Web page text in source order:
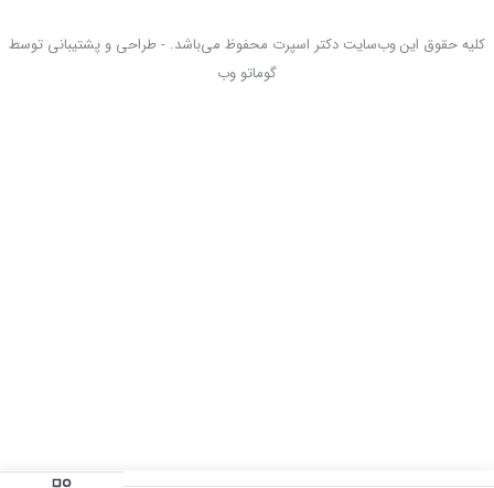
کلیه حقوق این وب‌سایت دکتر اسپرت محفوظ می‌باشد. - طراحی و پشتیبانی توسط
گوماتو وب